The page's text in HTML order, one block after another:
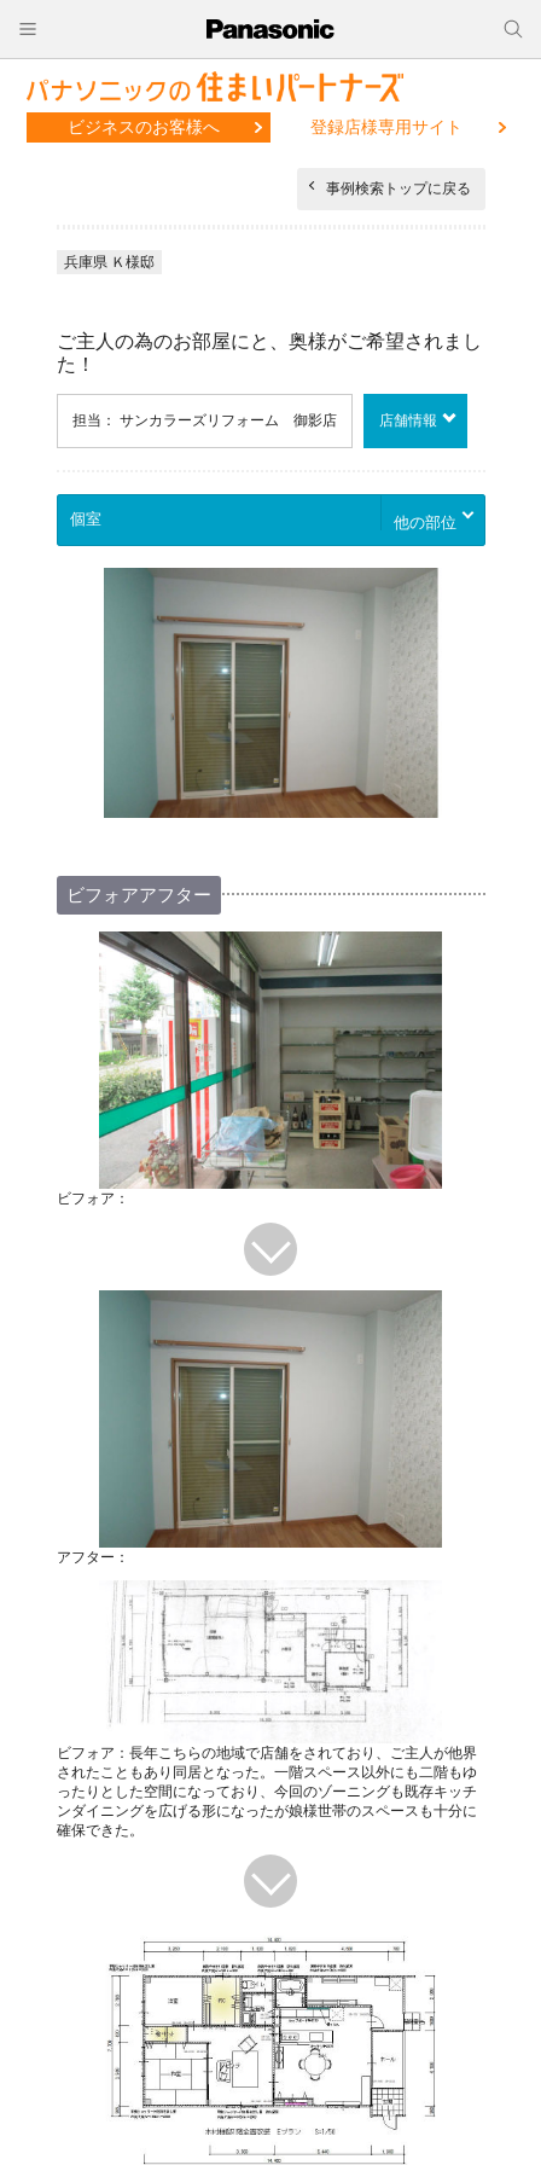
ビジネスのお客様へ 登録店様専用サイト
事例検索トップに戻る
兵庫県 Ｋ様邸
ご主人の為のお部屋にと、奥様がご希望されまし
た！
担当： サンカラーズリフォーム 御影店 店舗情報
他の部位
ビフォアアフター
ビフォア：
アフター：
ビフォア：長年こちらの地域で店舗をされており、ご主人が他界
されたこともあり同居となった。一階スペース以外にも二階もゆ
ったりとした空間になっており、今回のゾーニングも既存キッチ
ンダイニングを広げる形になったが娘様世帯のスペースも十分に
確保できた。